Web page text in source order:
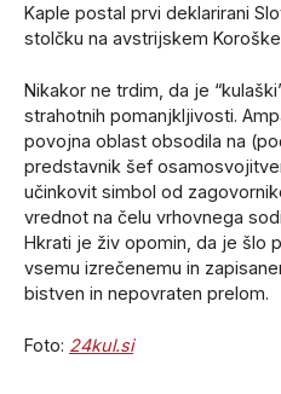
Kaple postal prvi deklarirani
stolčku na avstrijskem
Nikakor ne trdim, da je
strahotnih pomanjkljivosti.
povojna oblast obsodila na
predstavnik šef
učinkovit simbol od
vrednot na čelu vrhovnega
Hkrati je živ opomin, da je šlo
vsemu izrečenemu in
bistven in nepovraten prelom.
Foto: 24kul.si